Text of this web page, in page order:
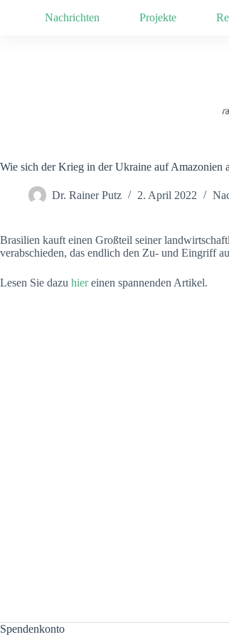
Nachrichten Projekte
Wie sich der Krieg in der Ukraine auf Amazonien
Dr. Rainer Putz 2. April 2022
Brasilien kauft einen Großteil seiner
verabschieden, das endlich den Zu- und Eingriff
Lesen Sie dazu hiereinen spannenden Artikel.
Spendenkonto